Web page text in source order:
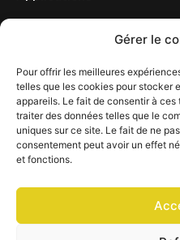
Gérer le
Pour offrir les meilleures
telles que les cookies pour stocker
appareils. Le fait de consentir à
traiter des données telles que le
uniques sur ce site. Le fait de ne
consentement peut avoir un effet
et fonctions.
Contact
EN